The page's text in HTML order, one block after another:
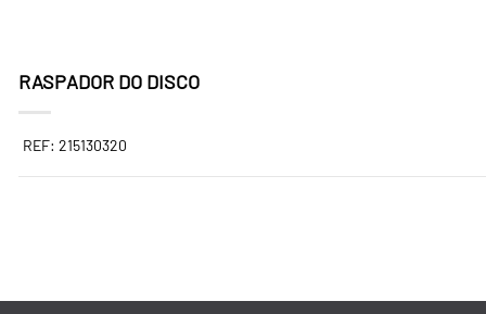
RASPADOR DO DISCO
REF: 215130320